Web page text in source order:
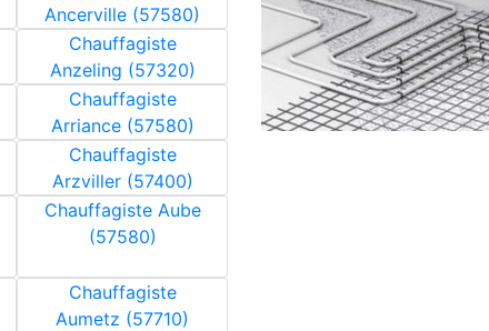
Ancerville (57580)
Chauffagiste
Anzeling (57320)
Chauffagiste
Arriance (57580)
Chauffagiste
Arzviller (57400)
Chauffagiste Aube
(57580)
Chauffagiste
Aumetz (57710)